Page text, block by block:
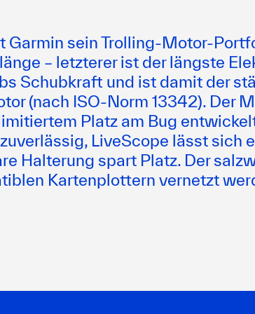
Garmin sein Trolling-Motor-
– letzterer ist der längste
Schubkraft und ist damit der
(nach ISO-Norm 13342). Der
Platz am Bug
LiveScope lässt sich
Halterung spart Platz. Der
Kartenplottern vernetzt